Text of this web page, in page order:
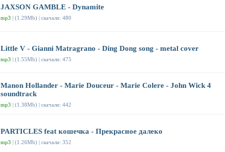
JAXSON GAMBLE - Dynamite
mp3 | (1.29Mb) | скачали: 480
Little V - Gianni Matragrano - Ding Dong song - metal cover
mp3 | (1.55Mb) | скачали: 475
Manon Hollander - Marie Douceur - Marie Colere - John Wick 4
soundtrack
mp3 | (1.38Mb) | скачали: 442
PARTICLES feat кошечка - Прекрасное далеко
mp3 | (1.26Mb) | скачали: 352